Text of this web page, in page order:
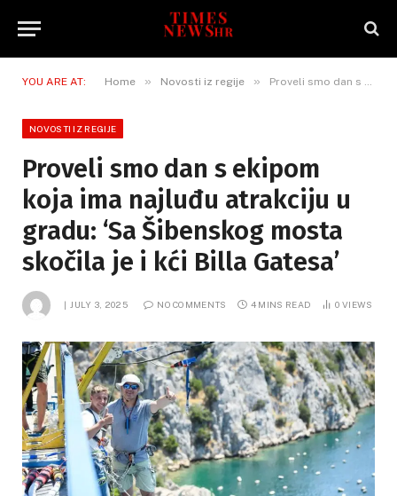
YOU ARE AT: Home » Novosti iz regije » Proveli smo dan s ekipom koja ima najluđu atrakciju u gradu: ‘Sa Šibenskog mosta skočila je i kći Billa Gatesa’
NOVOSTI IZ REGIJE
Proveli smo dan s ekipom
koja ima najluđu atrakciju u
gradu: ‘Sa Šibenskog mosta
skočila je i kći Billa Gatesa’
JULY 3, 2025 NO COMMENTS 4 MINS READ 0VIEWS